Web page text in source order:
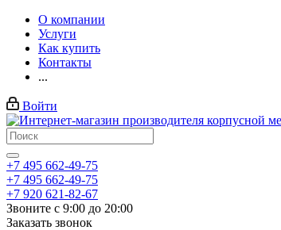
О компании
Услуги
Как купить
Контакты
...
Войти
+7 495 662-49-75
+7 495 662-49-75
+7 920 621-82-67
Звоните с 9:00 до 20:00
Заказать звонок